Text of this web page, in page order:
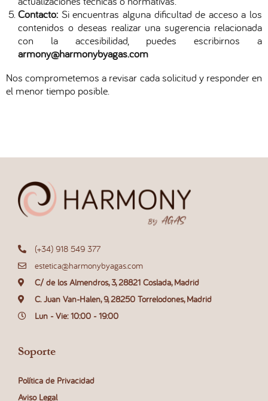
Contacto: Si encuentras alguna dificultad de acceso a los
contenidos o deseas realizar una sugerencia relacionada
con la accesibilidad, puedes escribirnos a
armony@harmonybyagas.com
Nos comprometemos a revisar cada solicitud y responder en
el menor tiempo posible.
(+34) 918 549 377
estetica@harmonybyagas.com
C/ de los Almendros, 3, 28821 Coslada, Madrid
C. Juan Van-Halen, 9, 28250 Torrelodones, Madrid
Lun - Vie: 10:00 - 19:00
Soporte
Política de Privacidad
Aviso Legal